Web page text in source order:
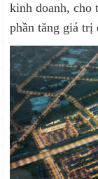
kinh doanh, cho
phần tăng giá trị